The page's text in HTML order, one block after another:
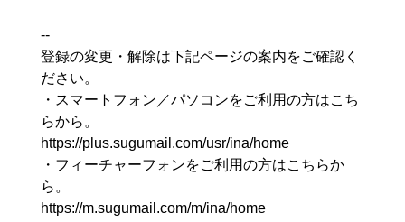
--
登録の変更・解除は下記ページの案内をご確認く
ださい。
・スマートフォン／パソコンをご利用の方はこち
らから。
https://plus.sugumail.com/usr/ina/home
・フィーチャーフォンをご利用の方はこちらか
ら。
https://m.sugumail.com/m/ina/home